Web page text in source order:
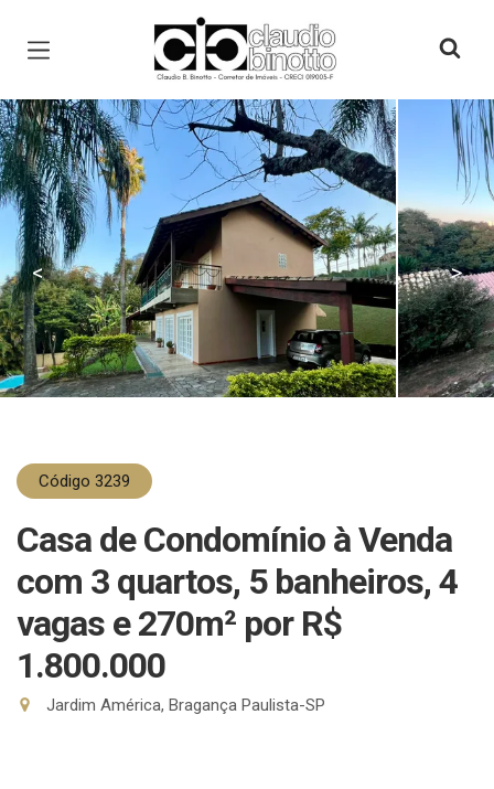
Página inicial
< >
Código 3239
Casa de Condomínio à Venda
com 3 quartos, 5 banheiros, 4
vagas e 270m² por R$
1.800.000
Jardim América, Bragança Paulista-SP